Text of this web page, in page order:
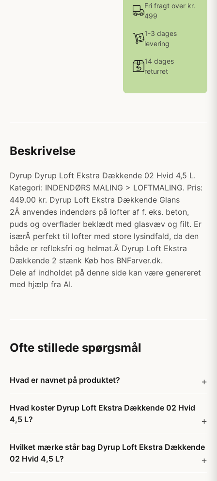
Fri fragt over kr.
499
1-3 dages
levering
14 dages
returret
Beskrivelse
Dyrup Dyrup Loft Ekstra Dækkende 02 Hvid 4,5 L.
Kategori: INDENDØRS MALING > LOFTMALING. Pris:
449.00 kr. Dyrup Loft Ekstra Dækkende Glans
2Â anvendes indendørs på lofter af f. eks. beton,
puds og overflader beklædt med glasvæv og filt. Er
isærÂ perfekt til lofter med store lysindfald, da den
både er refleksfri og helmat.Â Dyrup Loft Ekstra
Dækkende 2 stænk Køb hos BNFarver.dk.
Dele af indholdet på denne side kan være genereret
med hjælp fra AI.
Ofte stillede spørgsmål
Hvad er navnet på produktet?
Hvad koster Dyrup Loft Ekstra Dækkende 02 Hvid
4,5 L?
Hvilket mærke står bag Dyrup Loft Ekstra Dækkende
02 Hvid 4,5 L?